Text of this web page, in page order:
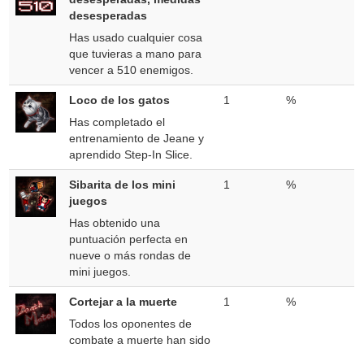
desesperadas
Has usado cualquier cosa
que tuvieras a mano para
vencer a 510 enemigos.
Loco de los gatos
Has completado el
entrenamiento de Jeane y
aprendido Step-In Slice.
1 %
Sibarita de los mini
juegos
Has obtenido una
puntuación perfecta en
nueve o más rondas de
mini juegos.
1 %
Cortejar a la muerte
Todos los oponentes de
combate a muerte han sido
1 %